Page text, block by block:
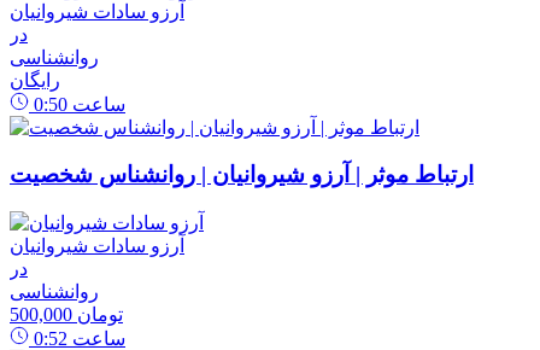
آرزو سادات شیروانیان
در
روانشناسی
رایگان
0:50 ساعت
ارتباط موثر | آرزو شیروانیان | روانشناس شخصیت
آرزو سادات شیروانیان
در
روانشناسی
500,000 تومان
0:52 ساعت